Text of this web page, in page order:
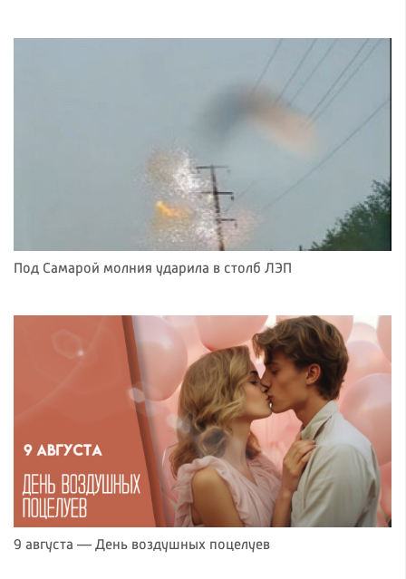
Под Самарой молния ударила в столб ЛЭП
9 августа — День воздушных поцелуев